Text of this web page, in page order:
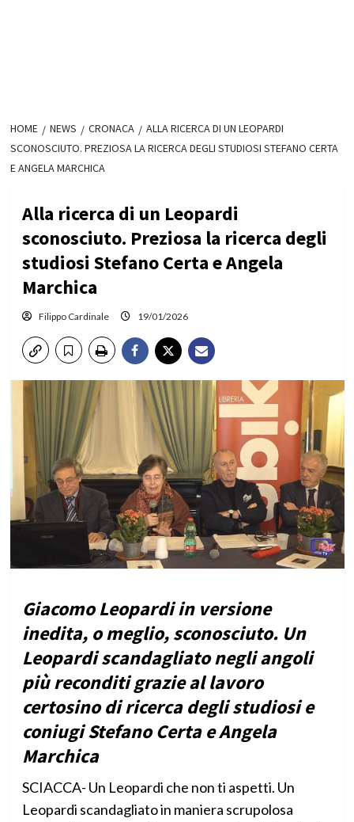
HOME NEWS CRONACA
ALLA RICERCA DI UN LEOPARDI
SCONOSCIUTO. PREZIOSA LA RICERCA DEGLI STUDIOSI STEFANO CERTA
E ANGELA MARCHICA
Alla ricerca di un Leopardi
sconosciuto. Preziosa la ricerca degli
studiosi Stefano Certa e Angela
Marchica
Filippo Cardinale 19/01/2026
Giacomo Leopardi in versione
inedita, o meglio, sconosciuto. Un
Leopardi scandagliato negli angoli
più reconditi grazie al lavoro
certosino di ricerca degli studiosi e
coniugi Stefano Certa e Angela
Marchica
SCIACCA- Un Leopardi che non ti aspetti. Un
Leopardi scandagliato in maniera scrupolosa